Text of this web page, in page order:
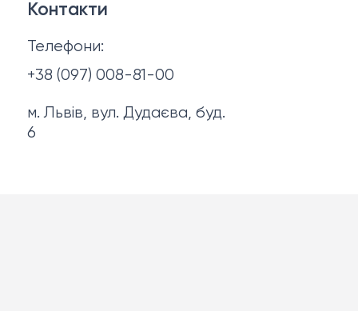
Політика конфіденційності
Про нас
Контакти
Телефони:
+38 (097) 008-81-00
м. Львів, вул. Дудаєва, буд.
6